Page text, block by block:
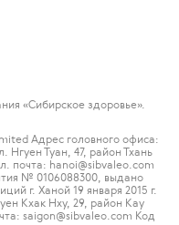
«Сибирское здоровье».
Адрес головного офиса:
Нгуен Туан, 47, район Тхань
почта: hanoi@sibvaleo.com
№ 0106088300, выдано
г. Ханой 19 января 2015 г.
Кхак Нху, 29, район Кау
saigon@sibvaleo.com Код